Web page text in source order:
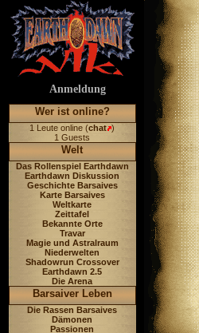
Anmeldung
Wer ist online?
1 Leute online (chat )
1 Guests
Welt
Das Rollenspiel Earthdawn
Earthdawn Diskussion
Geschichte Barsaives
Karte Barsaives
Weltkarte
Zeittafel
Bekannte Orte
Travar
Magie und Astralraum
Niederwelten
Shadowrun Crossover
Earthdawn 2.5
Die Arena
Barsaiver Leben
Die Rassen Barsaives
Dämonen
Passionen